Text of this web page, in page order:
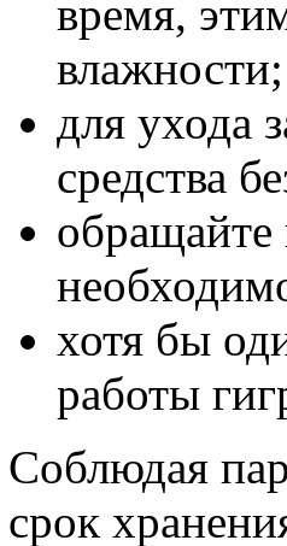
время,
влажности;
для ухода
средства
обращайте
хотя бы
работы
Соблюдая
срок